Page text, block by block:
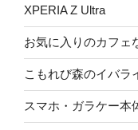
XPERIA Z Ultra
お気に入りのカフェ
こもれび森のイバラ
スマホ・ガラケー本